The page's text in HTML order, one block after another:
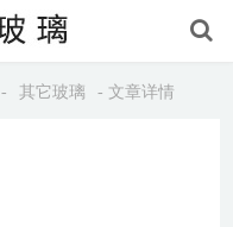
- 其它玻璃 - 文章详情